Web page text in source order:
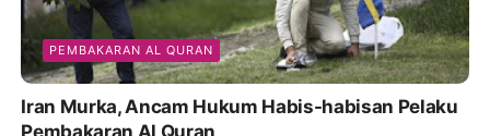
PEMBAKARAN AL QURAN
Iran Murka, Ancam Hukum Habis-habisan Pelaku